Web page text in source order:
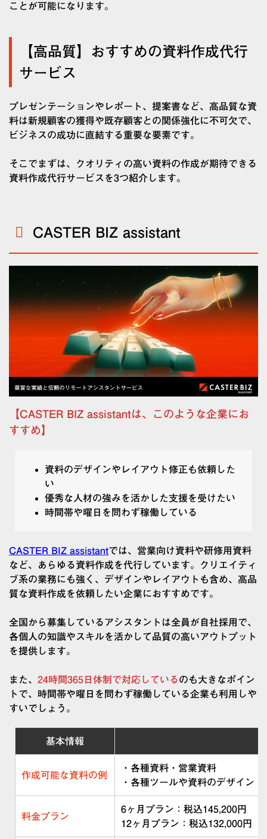
ことが可能になります。
【高品質】おすすめの資料作成代行
サービス
プレゼンテーションやレポート、提案書など、高品質な資
料は新規顧客の獲得や既存顧客との関係強化に不可欠で、
ビジネスの成功に直結する重要な要素です。
そこでまずは、クオリティの高い資料の作成が期待できる
資料作成代行サービスを3つ紹介します。
CASTER BIZ assistant
【CASTER BIZ assistantは、このような企業にお
すすめ】
資料のデザインやレイアウト修正も依頼した
い
優秀な人材の強みを活かした支援を受けたい
時間帯や曜日を問わず稼働している
CASTER BIZ assistantでは、営業向け資料や研修用資料
など、あらゆる資料作成を代行しています。クリエイティ
ブ系の業務にも強く、デザインやレイアウトも含め、高品
質な資料作成を依頼したい企業におすすめです。
全国から募集しているアシスタントは全員が自社採用で、
各個人の知識やスキルを活かして品質の高いアウトプット
を提供します。
また、 24時間365日体制で対応しているのも大きなポイン
トで、時間帯や曜日を問わず稼働している企業も利用しや
すいでしょう。
基本情報
作成可能な資料の例
・各種資料・営業資料
・各種ツールや資料のデザイン
料金プラン
6ヶ月プラン：税込145,200円
12ヶ月プラン：税込132,000円